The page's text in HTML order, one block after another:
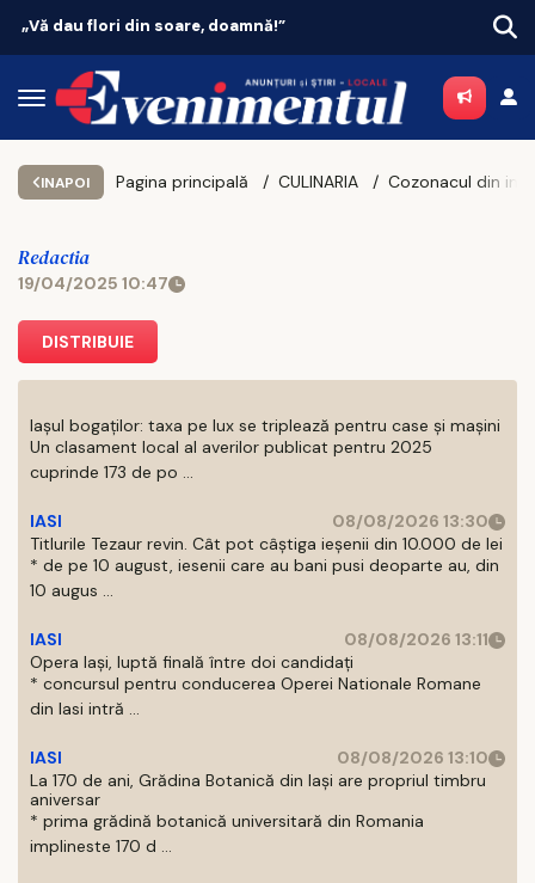
dau flori din soare, doamnă!” Vacanțe
INAPOI Pagina principală CULINARIA
Redactia
19/04/2025 10:47
DISTRIBUIE
Iașul bogaților: taxa pe lux se triplează pentru case și mașini
Un clasament local al averilor publicat pentru 2025
cuprinde 173 de po ...
IASI
08/08/2026 13:30
Titlurile Tezaur revin. Cât pot câștiga ieșenii din 10.000 de lei
* de pe 10 august, iesenii care au bani pusi deoparte au, din
10 augus ...
IASI
08/08/2026 13:11
Opera Iași, luptă finală între doi candidați
* concursul pentru conducerea Operei Nationale Romane
din Iasi intră ...
IASI
08/08/2026 13:10
La 170 de ani, Grădina Botanică din Iași are propriul timbru
aniversar
* prima grădină botanică universitară din Romania
implineste 170 d ...